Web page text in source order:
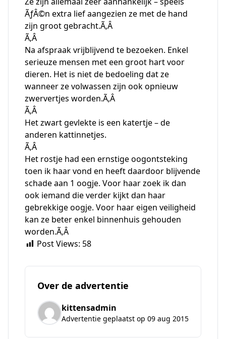
ÃƒÂ©n extra lief aangezien ze met de hand
zijn groot gebracht.Ã‚Â
Ã‚Â
Na afspraak vrijblijvend te bezoeken. Enkel
serieuze mensen met een groot hart voor
dieren. Het is niet de bedoeling dat ze
wanneer ze volwassen zijn ook opnieuw
zwervertjes worden.Ã‚Â
Ã‚Â
Het zwart gevlekte is een katertje – de
anderen kattinnetjes.
Ã‚Â
Het rostje had een ernstige oogontsteking
toen ik haar vond en heeft daardoor blijvende
schade aan 1 oogje. Voor haar zoek ik dan
ook iemand die verder kijkt dan haar
gebrekkige oogje. Voor haar eigen veiligheid
kan ze beter enkel binnenhuis gehouden
worden.Ã‚Â
Post Views: 58
Over de advertentie
kittensadmin
Advertentie geplaatst op 09 aug 2015